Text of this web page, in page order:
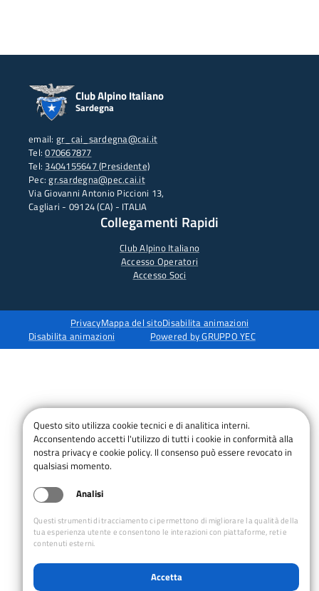
Club Alpino Italiano
Sardegna
email: gr_cai_sardegna@cai.it
Tel:070667877
Tel:3404155647 (Presidente)
Pec:gr.sardegna@pec.cai.it
Via Giovanni Antonio Piccioni 13,
Cagliari - 09124 (CA) - ITALIA
Collegamenti Rapidi
Club Alpino Italiano
Accesso Operatori
Accesso Soci
PrivacyMappa del sitoDisabilita animazioni
Disabilita animazioni
Powered by GRUPPO YEC
Questo sito utilizza cookie tecnici e di analitica interni.
Acconsentendo accetti l'utilizzo di tutti i cookie in conformità alla
nostra privacy e cookie policy. Il consenso può essere revocato in
qualsiasi momento.
Analisi
Questi strumenti di tracciamento ci permettono di migliorare la qualità della
tua esperienza utente e consentono le interazioni con piattaforme, reti e
contenuti esterni.
Accetta